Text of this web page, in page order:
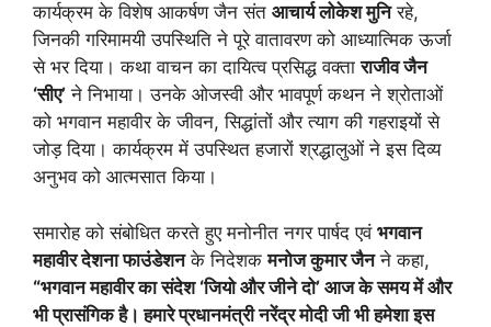
कार्यक्रम के विशेष आकर्षण जैन संत आचार्य लोकेश मुनिरहे,
जिनकी गरिमामयी उपस्थिति ने पूरे वातावरण को आध्यात्मिक ऊर्जा
से भर दिया। कथा वाचन का दायित्व प्रसिद्ध वक्ताराजीव जैन
‘सीए’ ने निभाया। उनके ओजस्वी और भावपूर्ण कथन ने श्रोताओं
को भगवान महावीर के जीवन, सिद्धांतों और त्याग की गहराइयों से
जोड़ दिया। कार्यक्रम में उपस्थित हजारों श्रद्धालुओं ने इस दिव्य
अनुभव को आत्मसात किया।
समारोह को संबोधित करते हुए मनोनीत नगर पार्षद एवं भगवान
महावीर देशना फाउंडेशनके निदेशकमनोज कुमार जैनने कहा,
“भगवान महावीर का संदेश ‘जियो और जीने दो’ आज के समय में और
भी प्रासंगिक है। हमारे प्रधानमंत्री नरेंद्र मोदी जी भी हमेशा इस